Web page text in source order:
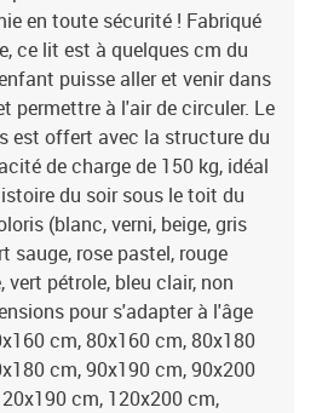
dans le mobilier en bois et
chambres d'enfant. Cette entreprise
dans sa propre usine de
Le design des lits et accessoires
Montessori. Le vernissage est fait
100% naturelles et anti-allergiques.
sélectionné et la chaîne
PEFC. Produit à monter soi-même. Un
Possibilité d'ajouter des pieds
un tiroir BUDDY. Garanti 5 ans.
x 99 x 209 cm (hauteur x largeur x
et de livraison peuvent
en toute sécurité ! Fabriqué
ce lit est à quelques cm du
puisse aller et venir dans
permettre à l'air de circuler. Le
est offert avec la structure du
de charge de 150 kg, idéal
du soir sous le toit du
(blanc, verni, beige, gris
sauge, rose pastel, rouge
vert pétrole, bleu clair, non
pour s'adapter à l'âge
cm, 80x160 cm, 80x180
cm, 90x190 cm, 90x200
cm, 120x200 cm,